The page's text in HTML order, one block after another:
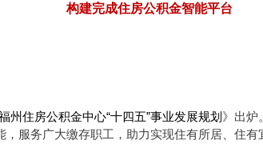
构建完成住房公积金智能平台
州住房公积金中心“十四五”事业发展规划》出炉
服务广大缴存职工，助力实现住有所居、住有